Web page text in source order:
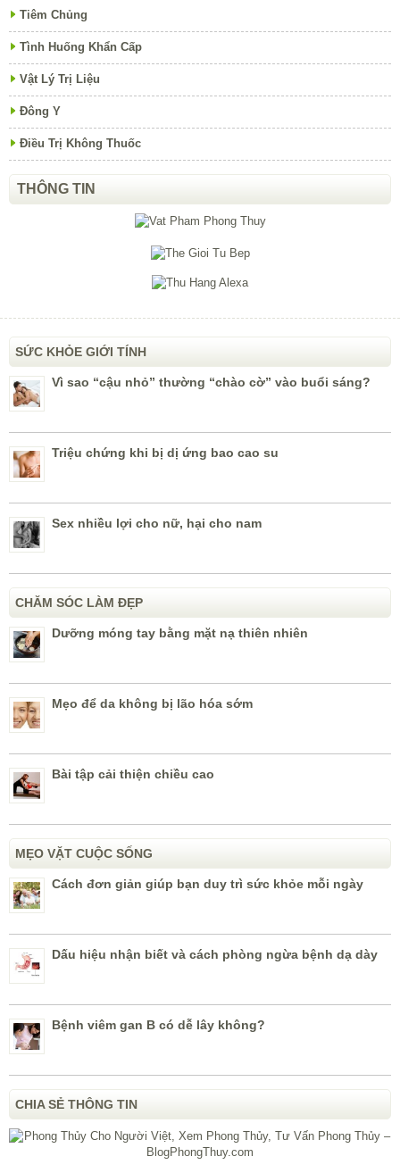
Tiêm Chủng
Tình Huống Khẩn Cấp
Vật Lý Trị Liệu
Đông Y
Điều Trị Không Thuốc
THÔNG TIN
SỨC KHỎE GIỚI TÍNH
Vì sao “cậu nhỏ” thường “chào cờ” vào buổi sáng?
Triệu chứng khi bị dị ứng bao cao su
Sex nhiều lợi cho nữ, hại cho nam
CHĂM SÓC LÀM ĐẸP
Dưỡng móng tay bằng mặt nạ thiên nhiên
Mẹo để da không bị lão hóa sớm
Bài tập cải thiện chiều cao
MẸO VẶT CUỘC SỐNG
Cách đơn giản giúp bạn duy trì sức khỏe mỗi ngày
Dấu hiệu nhận biết và cách phòng ngừa bệnh dạ dày
Bệnh viêm gan B có dễ lây không?
CHIA SẺ THÔNG TIN